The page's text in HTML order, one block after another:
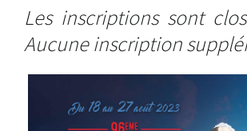
Les inscriptions sont
Aucune inscription